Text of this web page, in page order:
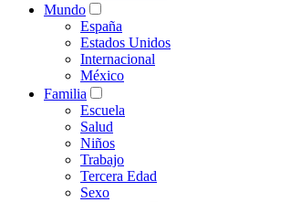
Mundo
España
Estados Unidos
Internacional
México
Familia
Escuela
Salud
Niños
Trabajo
Tercera Edad
Sexo